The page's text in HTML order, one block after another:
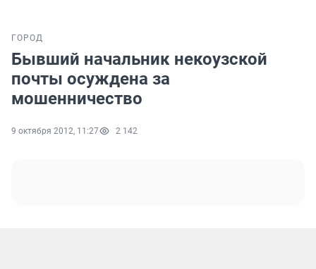
ГОРОД
Бывший начальник некоузской
почты осуждена за
мошенничество
9 октября 2012, 11:27 2 142